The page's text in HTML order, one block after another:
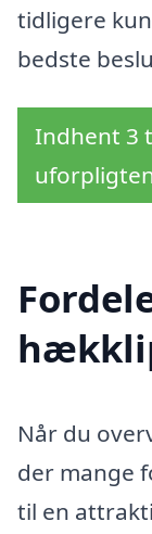
tidligere
bedste
Indhent 3
Når du
der mange
til en